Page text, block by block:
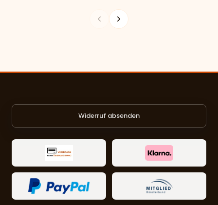
Widerruf absenden